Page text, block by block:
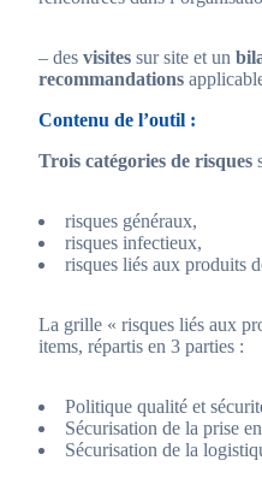
– des visites sur site et un
recommandations
Contenu de l’outil :
Trois catégories de risques
risques généraux,
risques infectieux,
risques liés aux produits
La grille « risques liés aux
items, répartis en 3 parties :
Politique qualité et
Sécurisation de la prise
Sécurisation de la